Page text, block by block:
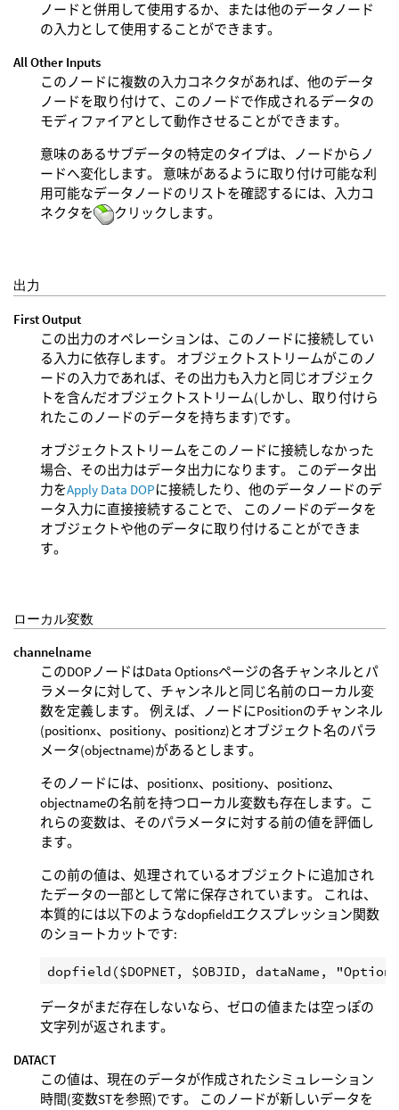
ノードと併用して使用するか、または他のデータノード
の入力として使用することができます。
All Other Inputs
このノードに複数の入力コネクタがあれば、他のデータ
ノードを取り付けて、このノードで作成されるデータの
モディファイアとして動作させることができます。
意味のあるサブデータの特定のタイプは、ノードからノ
ードへ変化します。 意味があるように取り付け可能な利
用可能なデータノードのリストを確認するには、入力コ
ネクタを
クリックします。
出力
First Output
この出力のオペレーションは、このノードに接続してい
る入力に依存します。 オブジェクトストリームがこのノ
ードの入力であれば、その出力も入力と同じオブジェク
トを含んだオブジェクトストリーム(しかし、取り付けら
れたこのノードのデータを持ちます)です。
オブジェクトストリームをこのノードに接続しなかった
場合、その出力はデータ出力になります。 このデータ出
力をApply Data DOPに接続したり、他のデータノードのデ
ータ入力に直接接続することで、 このノードのデータを
オブジェクトや他のデータに取り付けることができま
す。
ローカル変数
channelname
このDOPノードはData Optionsページの各チャンネルとパ
ラメータに対して、チャンネルと同じ名前のローカル変
数を定義します。 例えば、ノードにPositionのチャンネル
(positionx、positiony、positionz)とオブジェクト名のパラ
メータ(objectname)があるとします。
そのノードには、positionx、positiony、positionz、
objectnameの名前を持つローカル変数も存在します。こ
れらの変数は、そのパラメータに対する前の値を評価し
ます。
この前の値は、処理されているオブジェクトに追加され
たデータの一部として常に保存されています。 これは、
本質的には以下のようなdopfieldエクスプレッション関数
のショートカットです:
データがまだ存在しないなら、ゼロの値または空っぽの
文字列が返されます。
DATACT
この値は、現在のデータが作成されたシミュレーション
時間(変数STを参照)です。 このノードが新しいデータを